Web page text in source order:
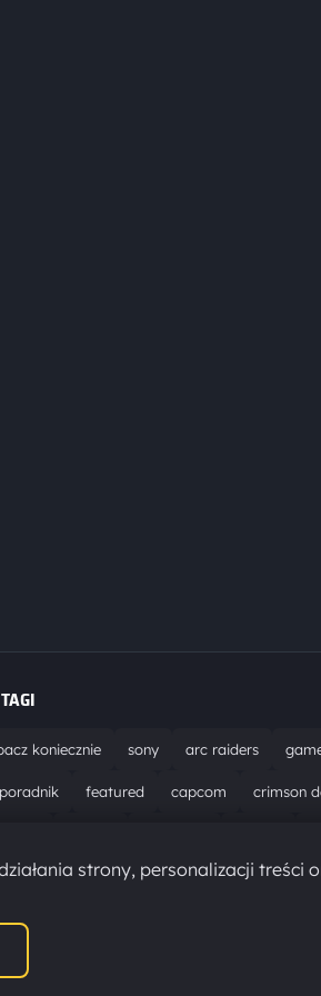
koniecznie sony arc raiders
poradnik featured capcom crimson
pc epic games hytale
strony, personalizacji treści